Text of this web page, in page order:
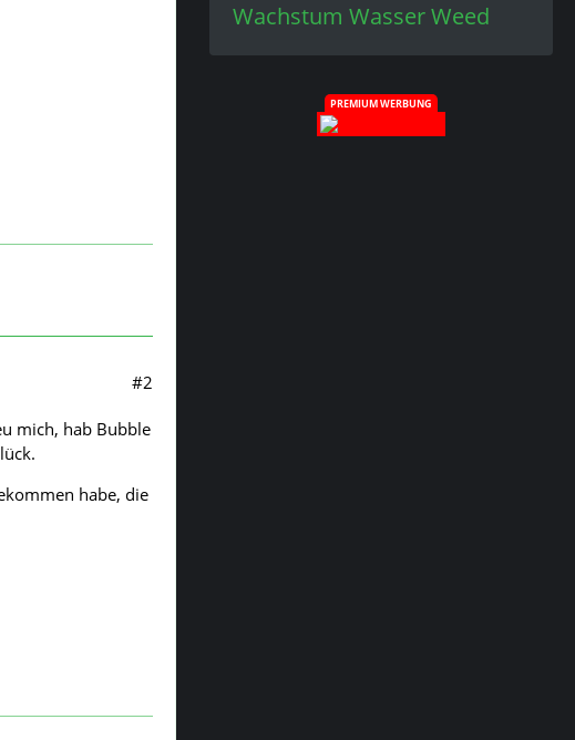
#2
mich, hab Bubble
habe, die
Wachstum WasserWeed
PREMIUM WERBUNG